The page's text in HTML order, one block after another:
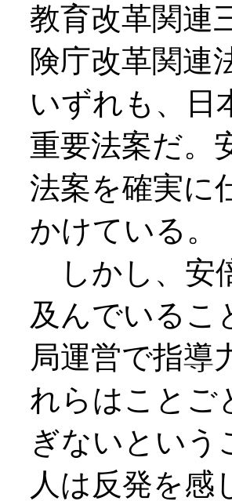
教育改革関連
険庁改革関連
いずれも、日
重要法案だ。
法案を確実に
かけている。
しかし、安
及んでいるこ
局運営で指導
れらはことご
ぎないという
人は反発を感